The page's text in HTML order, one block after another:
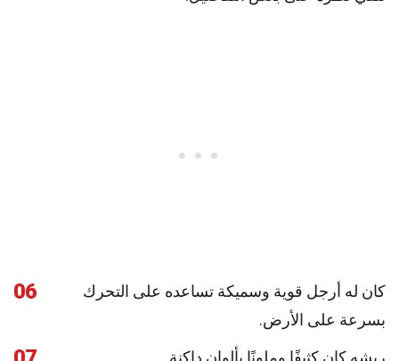
06
كان له أرجل قوية وسميكة تساعده على التحرك
بسرعة على الأرض.
ريشه كان كثيفًا وملونًا بألوان داكنة.